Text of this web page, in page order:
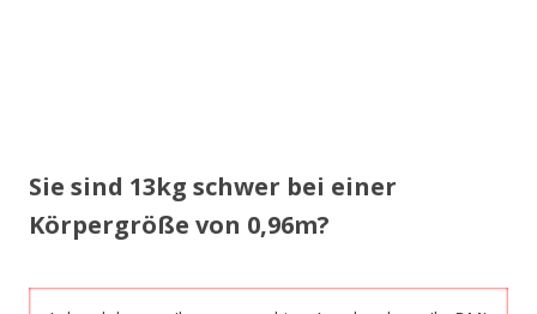
Sie sind 13kg schwer bei einer
Körpergröße von 0,96m?